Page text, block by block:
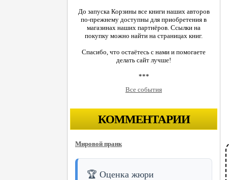
До запуска Корзины все книги наших авторов
по-прежнему доступны для приобретения в
магазинах наших партнёров. Ссылки на
покупку можно найти на страницах книг.
Спасибо, что остаётесь с нами и помогаете
делать сайт лучше!
***
Все события
КОММЕНТАРИИ
Мировой пранк
🏆 Оценка жюри